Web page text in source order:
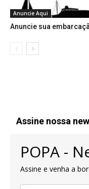
Anuncie Aqui
Anuncie sua
Assine nossa
POPA -
Assine e venha a